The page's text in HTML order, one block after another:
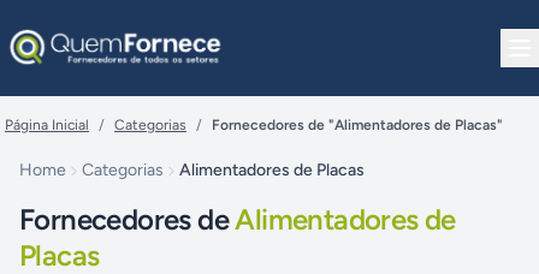
Página Inicial / Categorias / Fornecedores de "Alimentadores de Placas"
Home Categorias Alimentadores de Placas
Fornecedores deAlimentadores de
Placas